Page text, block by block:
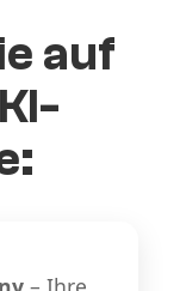
auf